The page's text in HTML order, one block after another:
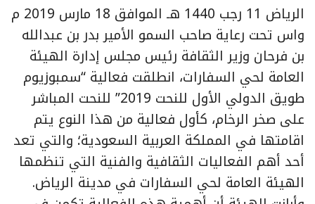
الرياض 11 رجب 1440 هـ الموافق 18 مارس 2019 م
واس تحت رعاية صاحب السمو الأمير بدر بن عبدالله
بن فرحان وزير الثقافة رئيس مجلس إدارة الهيئة
العامة لحي السفارات، انطلقت فعالية “سمبوزيوم
طويق الدولي الأول للنحت 2019” للنحت المباشر
على صخر الرخام، كأول فعالية من هذا النوع يتم
اقامتها في المملكة العربية السعودية؛ والتي تعد
أحد أهم الفعاليات الثقافية والفنية التي تنظمها
الهيئة العامة لحي السفارات في مدينة الرياض.